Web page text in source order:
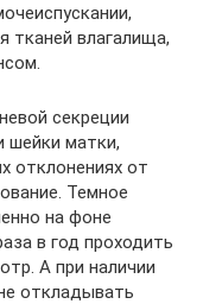
тканей влагалища,
секреции
шейки матки,
отклонениях от
Темное
на фоне
в год проходить
А при наличии
откладывать